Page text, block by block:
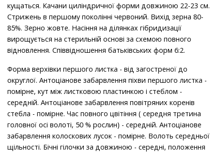
кущаться. Качани циліндричної форми довжиною 22-23 см.
Стрижень в першому поколінні червоний. Вихід зерна 80-
85%. Зерно жовте. Насіння на ділянках гібридизації
вирощується на стерильній основі за схемою повного
відновлення. Співвідношення батьківських форм 6:2.
Форма верхівки першого листка - від загостреної до
округлої. Антоціанове забарвлення піхви першого листка -
помірне, кут між листковою пластинкою і стеблом -
середній. Антоціанове забарвлення повітряних коренів
стебла - помірне. Час повного цвітіння ( середня третина
головної осі волоті, 50 % рослин) - середній. Антоціанове
забарвлення колоскових лусок - помірне. Волоть середньої
щільності. Бічні гілочки за довжиною - середні, положення